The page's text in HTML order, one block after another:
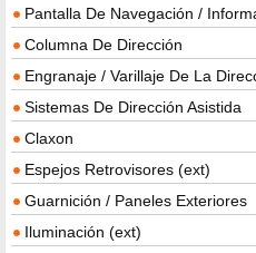
Pantalla De Navegación /
Columna De Dirección
Engranaje / Varillaje De La
Sistemas De Dirección Asistida
Claxon
Espejos Retrovisores (ext)
Guarnición / Paneles Exteriores
Iluminación (ext)